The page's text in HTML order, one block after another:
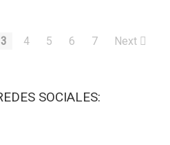
3 4 5 6 7 Next
SOCIALES: